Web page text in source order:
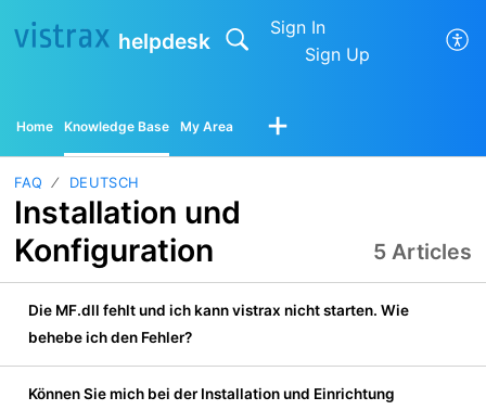
helpdesk
Sign In
Sign Up
Home Knowledge Base My Area
FAQ DEUTSCH
Installation und
Konfiguration
5 Articles
Die MF.dll fehlt und ich kann vistrax nicht starten. Wie
behebe ich den Fehler?
Können Sie mich bei der Installation und Einrichtung